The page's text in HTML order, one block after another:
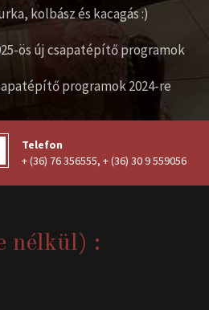
kolbász és kacagás :)
ös új csapatépítő programok
programok 2024-re
Telefon
+ (36) 76 356555, + (36) 30 9 559056
nélkül) :